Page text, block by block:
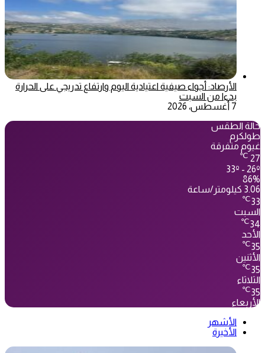
الأرصاد: أجواء صيفية اعتيادية اليوم وارتفاع تدريجي على الحرارة
بدءا من السبت
7 أغسطس، 2026
حالة الطقس
طولكرم
غيوم متفرقة
27
℃
33º - 26º
86%
3.06 كيلومتر/ساعة
33
℃
السبت
34
℃
الأحد
35
℃
الأثنين
35
℃
الثلاثاء
35
℃
الأربعاء
الأشهر
الأخيرة